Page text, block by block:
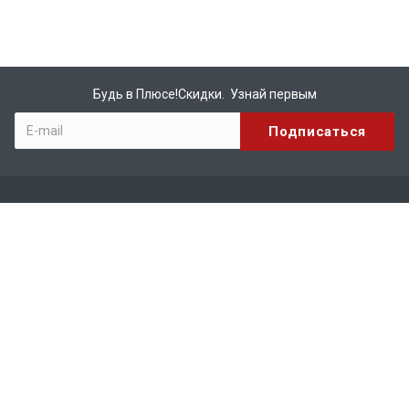
Будь в Плюсе!Скидки. Узнай первым